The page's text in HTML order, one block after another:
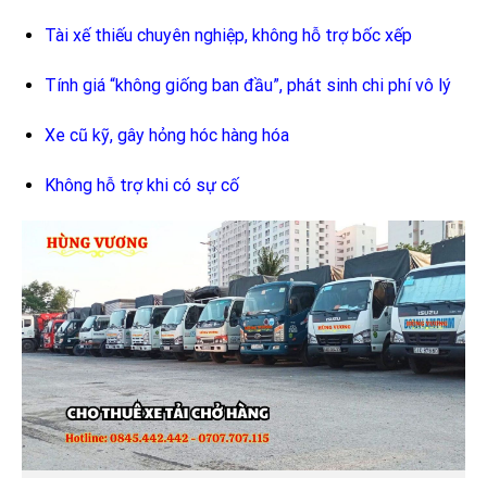
Tài xế thiếu chuyên nghiệp, không hỗ trợ bốc xếp
Tính giá “không giống ban đầu”, phát sinh chi phí vô lý
Xe cũ kỹ, gây hỏng hóc hàng hóa
Không hỗ trợ khi có sự cố